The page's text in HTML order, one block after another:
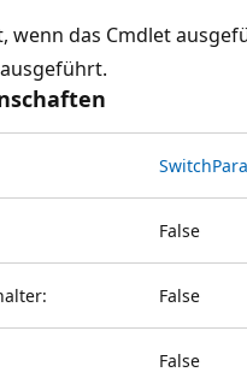
wenn das Cmdlet
False
False
False